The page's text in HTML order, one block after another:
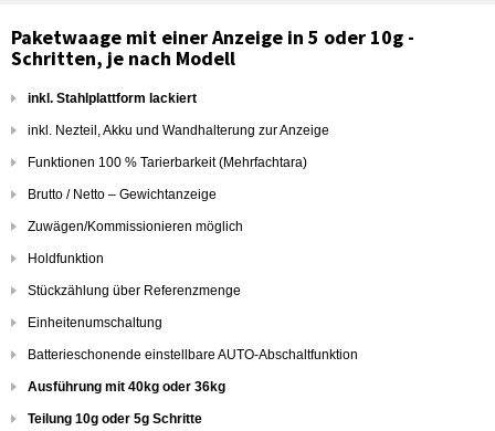
Paketwaage mit einer Anzeige in 5 oder 10g -
Schritten, je nach Modell
inkl. Stahlplattform lackiert
inkl. Nezteil, Akku und Wandhalterung zur Anzeige
Funktionen 100 % Tarierbarkeit (Mehrfachtara)
Brutto / Netto – Gewichtanzeige
Zuwägen/Kommissionieren möglich
Holdfunktion
Stückzählung über Referenzmenge
Einheitenumschaltung
Batterieschonende einstellbare AUTO-Abschaltfunktion
Ausführung mit 40kg oder 36kg
Teilung 10g oder 5g Schritte